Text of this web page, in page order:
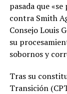
pasada que
contra Smith
Consejo Louis
su
sobornos y
Tras su
Transición